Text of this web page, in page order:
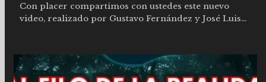
Con placer compartimos con ustedes este nuevo
video, realizado por Gustavo Fernández y José Luis...